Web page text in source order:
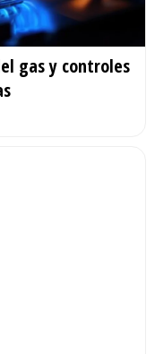
gas y controles